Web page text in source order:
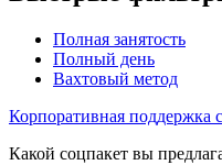
Полная занятость
Полный день
Вахтовый метод
Корпоративная поддержка
Какой соцпакет вы